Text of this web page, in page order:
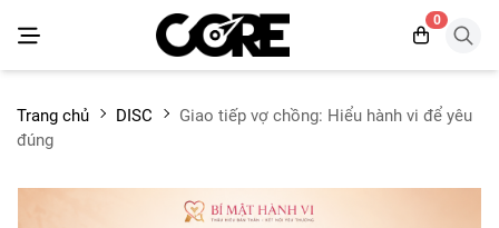
0
Trang chủ DISC
Giao tiếp vợ chồng: Hiểu hành vi để yêu
đúng